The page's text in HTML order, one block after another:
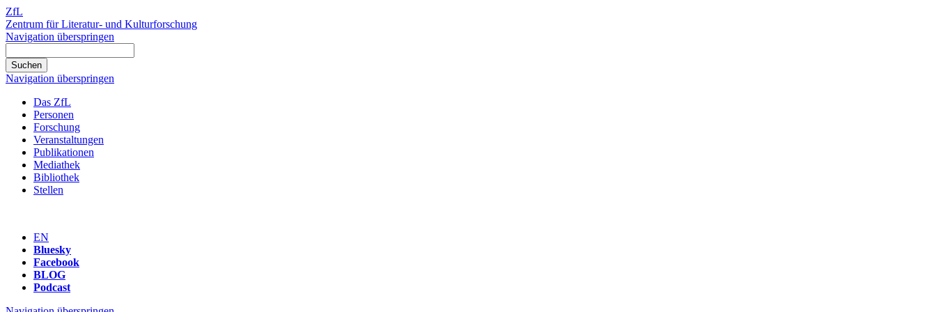
ZfL
Zentrum für Literatur- und Kulturforschung
Navigation überspringen
Navigation überspringen
Das ZfL
Personen
Forschung
Veranstaltungen
Publikationen
Mediathek
Bibliothek
Stellen
EN
Bluesky
Facebook
BLOG
Podcast